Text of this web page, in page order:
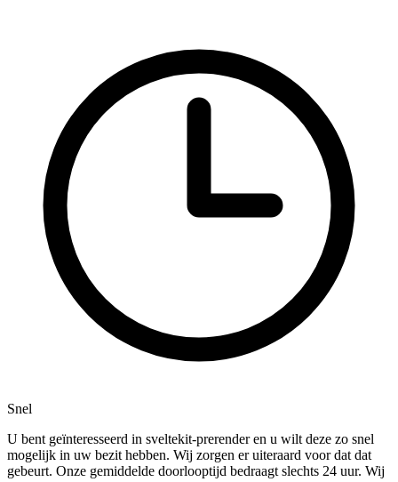
Snel
U bent geïnteresseerd in sveltekit-prerender en u wilt deze zo snel
mogelijk in uw bezit hebben. Wij zorgen er uiteraard voor dat dat
gebeurt. Onze gemiddelde doorlooptijd bedraagt slechts 24 uur. Wij